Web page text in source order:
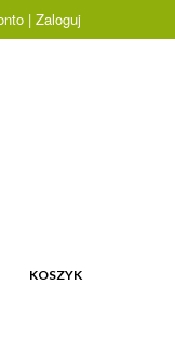
| Zaloguj
KOSZYK